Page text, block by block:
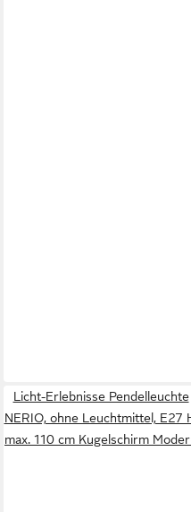
Licht-Erlebnisse Pendelleuchte
NERIO, ohne Leuchtmittel, E27
max. 110 cm Kugelschirm